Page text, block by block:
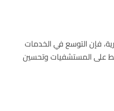
فإن التوسع في الخدمات
على المستشفيات وتحسين